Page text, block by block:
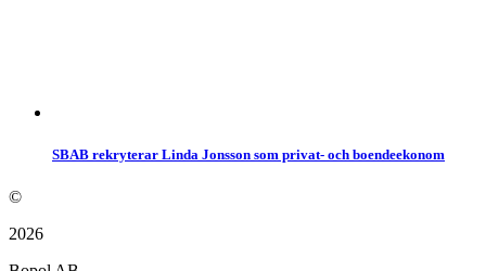
SBAB rekryterar Linda Jonsson som privat- och boendeekonom
©
2026